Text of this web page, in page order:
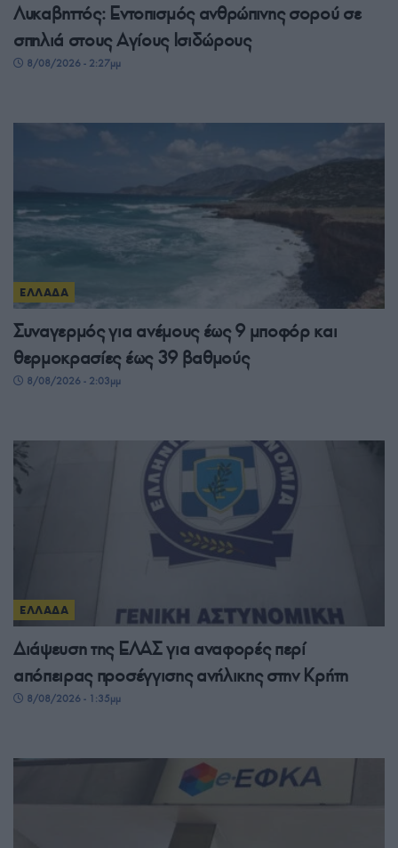
Λυκαβηττός: Εντοπισμός ανθρώπινης σορού σε
σπηλιά στους Αγίους Ισιδώρους
8/08/2026 - 2:27μμ
ΕΛΛΑΔΑ
Συναγερμός για ανέμους έως 9 μποφόρ και
θερμοκρασίες έως 39 βαθμούς
8/08/2026 - 2:03μμ
ΕΛΛΑΔΑ
Διάψευση της ΕΛΑΣ για αναφορές περί
απόπειρας προσέγγισης ανήλικης στην Κρήτη
8/08/2026 - 1:35μμ